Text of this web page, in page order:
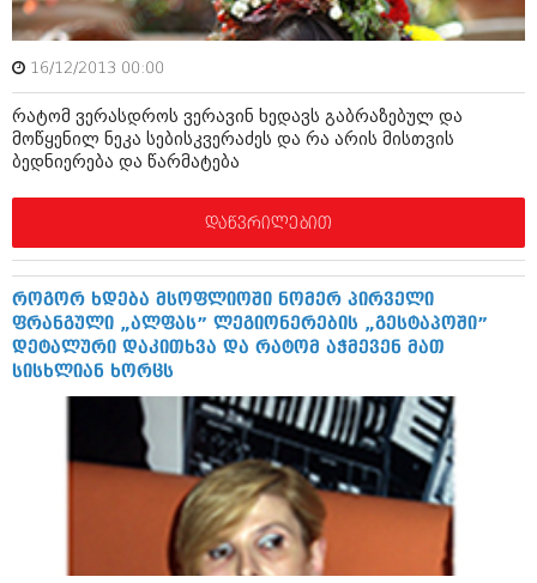
დაიჯესტი
ქალი და მამაკაცი
ისტორია
სხვადასხვა
ანონსი
არქივი
აგვისტო 2018 (162)
ივლისი 2018 (223)
ივნისი 2018 (244)
მაისი 2018 (211)
აპრილი 2018 (194)
მარტი 2018 (256)
თებერვალი 2018 (208)
იანვარი 2018 (215)
დეკემბერი 2017 (243)
ნოემბერი 2017 (212)
ოქტომბერი 2017 (231)
სექტემბერი 2017 (261)
სხვადასხვა
ანონსი
არქივი
ნოემბერი 2020 (103)
ოქტომბერი 2020 (209)
სექტემბერი 2020 (204)
აგვისტო 2020 (249)
ივლისი 2020 (204)
ივნისი 2020 (249)
არქივის ზომის ნახვა
16/12/2013 00:00
რატომ ვერასდროს ვერავინ ხედავს გაბრაზებულ და
მოწყენილ ნეკა სებისკვერაძეს და რა არის მისთვის
ბედნიერება და წარმატება
დაწვრილებით
როგორ ხდება მსოფლიოში ნომერ პირველი
ფრანგული „ალფას” ლეგიონერების „გესტაპოში”
დეტალური დაკითხვა და რატომ აჭმევენ მათ
სისხლიან ხორცს